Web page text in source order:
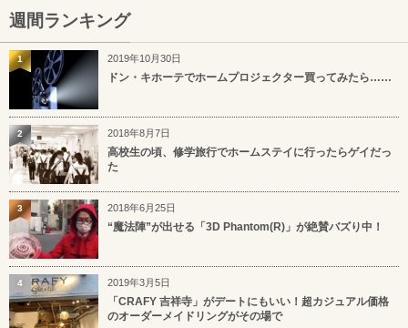
週間ランキング
2019年10月30日
ドン・キホーテでホームプロジェクター買ってみたら……
1
2018年8月7日
高校生の頃、修学旅行でホームステイに行ったらゲイだっ
た
2
2018年6月25日
“魔法陣”が出せる「3D Phantom(R)」が絶賛バズり中！
3
2019年3月5日
「CRAFY 吉祥寺」がデートにもいい！超カジュアル価格
のオーダーメイドリングがその場で
4